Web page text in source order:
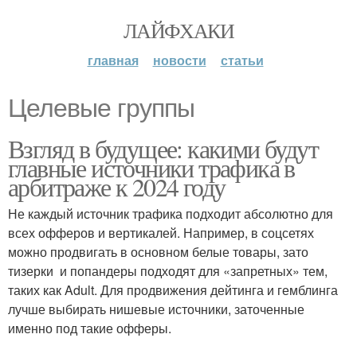
ЛАЙФХАКИ
главная новости статьи
Целевые группы
Взгляд в будущее: какими будут
главные источники трафика в
арбитраже к 2024 году
Не каждый источник трафика подходит абсолютно для
всех офферов и вертикалей. Например, в соцсетях
можно продвигать в основном белые товары, зато
тизерки и попандеры подходят для «запретных» тем,
таких как Adult. Для продвижения дейтинга и гемблинга
лучше выбирать нишевые источники, заточенные
именно под такие офферы.